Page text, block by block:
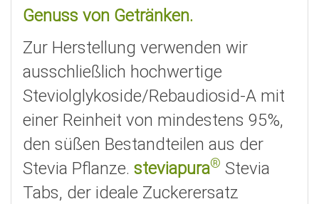
Genuss von Getränken.
Zur Herstellung verwenden wir
ausschließlich hochwertige
Steviolglykoside/Rebaudiosid-A mit
einer Reinheit von mindestens 95%,
den süßen Bestandteilen aus der
Stevia Pflanze. steviapura® Stevia
Tabs, der ideale Zuckerersatz